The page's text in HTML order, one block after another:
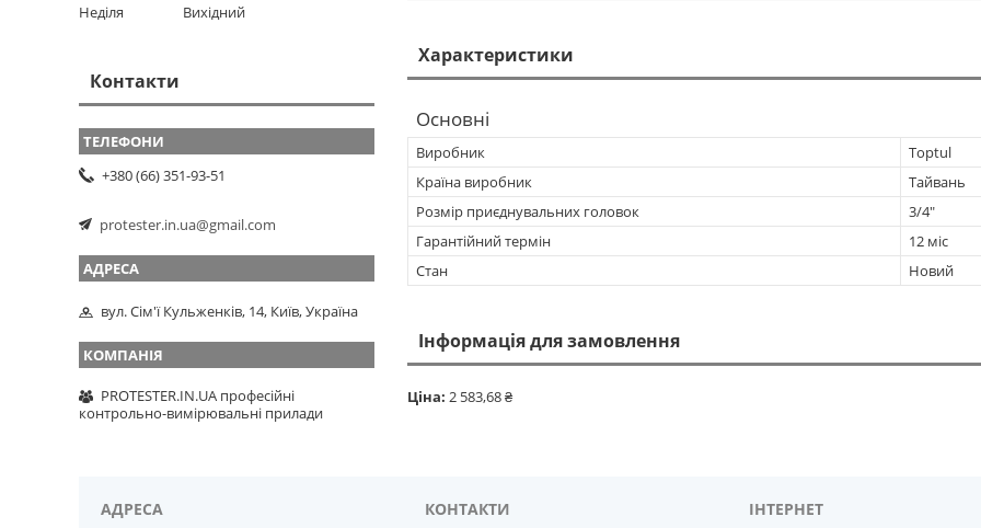
Характеристики
Основні
Виробник
Toptul
Країна виробник
Тайвань
Розмір приєднувальних головок
3/4"
Гарантійний термін
12 міс
Стан
Новий
Інформація для замовлення
Ціна: 2 583,68 ₴
Неділя
Вихідний
Контакти
+380 (66) 351-93-51
protester.in.ua@gmail.com
вул. Сім'ї Кульженків, 14, Київ, Україна
PROTESTER.IN.UA професійні
контрольно-вимірювальні прилади